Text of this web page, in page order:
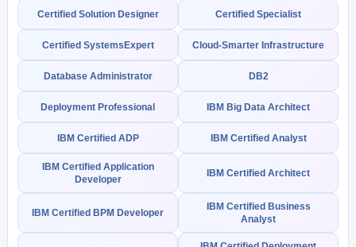
Certified Solution Designer Certified Specialist
Certified SystemsExpert Cloud-Smarter Infrastructure
Database Administrator DB2
Deployment Professional IBM Big Data Architect
IBM Certified ADP IBM Certified Analyst
IBM Certified Application
Developer
IBM Certified Architect
IBM Certified BPM Developer
IBM Certified Business
Analyst